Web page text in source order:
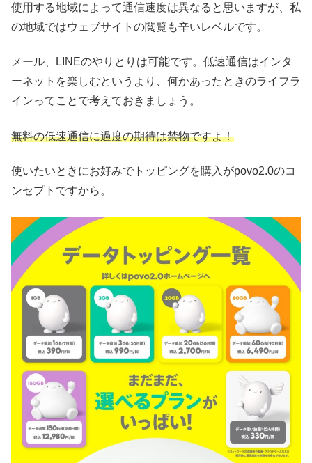
使用する地域によって通信速度は異なると思いますが、私
の地域ではウェブサイトの閲覧も辛いレベルです。
メール、LINEのやりとりは可能です。低速通信はインタ
ーネットを楽しむというより、何かあったときのライフラ
インってことで考えておきましょう。
無料の低速通信に過度の期待は禁物ですよ！
使いたいときにお好みでトッピングを購入がpovo2.0のコ
ンセプトですから。